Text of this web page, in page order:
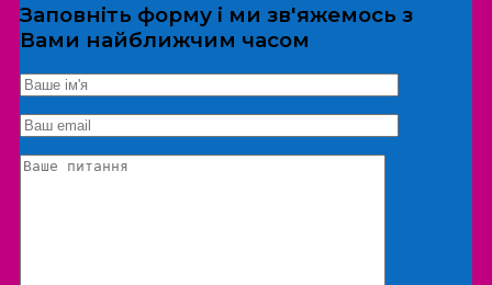
*Дані не передаються третім особам
Екскурсія/локація
Заповніть форму і ми зв'яжемось з
Вами найближчим часом